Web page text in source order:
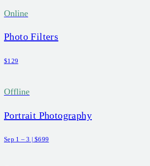
Online
Photo Filters
$129
Offline
Portrait Photography
Sep 1 – 3 | $699